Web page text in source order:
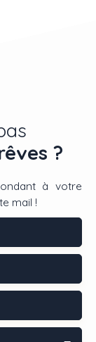
?
à votre
mail !